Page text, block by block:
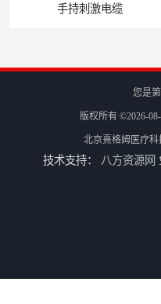
手持刺激电缆
您是第
版权所有 ©2026-
北京熹格姆医疗科
技术支持： 八方资源网